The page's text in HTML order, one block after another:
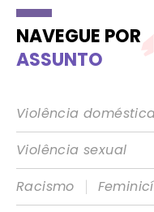
NAVEGUE POR
ASSUNTO
Violência
Violência sexual
Racismo
|